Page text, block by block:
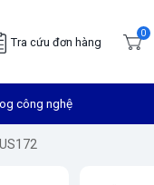
Tra cứu đơn hàng
0
công nghệ